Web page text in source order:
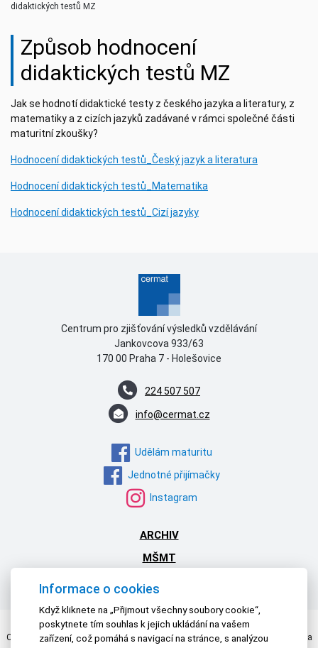
didaktických testů MZ
Způsob hodnocení
didaktických testů MZ
Jak se hodnotí didaktické testy z českého jazyka a literatury, z
matematiky a z cizích jazyků zadávané v rámci společné části
maturitní zkoušky?
Hodnocení didaktických testů_Český jazyk a literatura
Hodnocení didaktických testů_Matematika
Hodnocení didaktických testů_Cizí jazyky
Centrum pro zjišťování výsledků vzdělávání
Jankovcova 933/63
170 00 Praha 7 - Holešovice
224 507 507
info@cermat.cz
Udělám maturitu
Jednotné přijímačky
Instagram
ARCHIV
MŠMT
Centrum pro zjišťování výsledků vzdělávání | © 2026 Všechna práva vyhrazena
Informace o cookies
Když kliknete na „Přijmout všechny soubory cookie“,
poskytnete tím souhlas k jejich ukládání na vašem
zařízení, což pomáhá s navigací na stránce, s analýzou